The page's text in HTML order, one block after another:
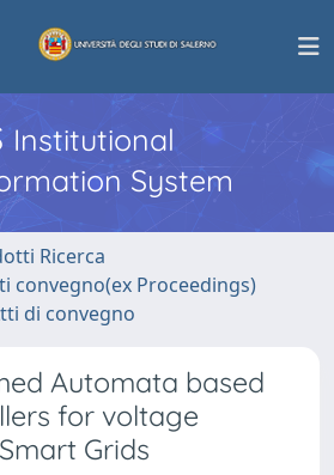
Institutional
System
Ricerca
convegno(ex Proceedings)
di convegno
Automata based
for voltage
Grids